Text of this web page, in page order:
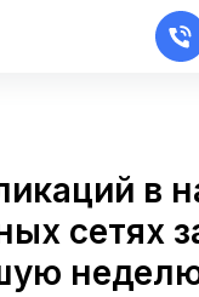
в
сетях